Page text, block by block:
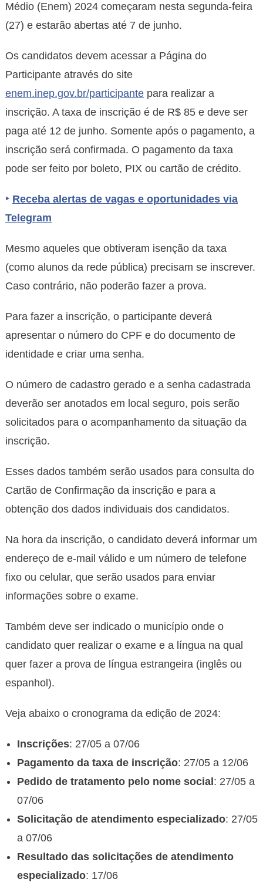
Médio (Enem) 2024 começaram nesta segunda-feira
(27) e estarão abertas até 7 de junho.
Os candidatos devem acessar a Página do
Participante através do site
enem.inep.gov.br/participantepara realizar a
inscrição. A taxa de inscrição é de R$ 85 e deve ser
paga até 12 de junho. Somente após o pagamento, a
inscrição será confirmada. O pagamento da taxa
pode ser feito por boleto, PIX ou cartão de crédito.
‣ Receba alertas de vagas e oportunidades via
Telegram
Mesmo aqueles que obtiveram isenção da taxa
(como alunos da rede pública) precisam se inscrever.
Caso contrário, não poderão fazer a prova.
Para fazer a inscrição, o participante deverá
apresentar o número do CPF e do documento de
identidade e criar uma senha.
O número de cadastro gerado e a senha cadastrada
deverão ser anotados em local seguro, pois serão
solicitados para o acompanhamento da situação da
inscrição.
Esses dados também serão usados para consulta do
Cartão de Confirmação da inscrição e para a
obtenção dos dados individuais dos candidatos.
Na hora da inscrição, o candidato deverá informar um
endereço de e-mail válido e um número de telefone
fixo ou celular, que serão usados para enviar
informações sobre o exame.
Também deve ser indicado o município onde o
candidato quer realizar o exame e a língua na qual
quer fazer a prova de língua estrangeira (inglês ou
espanhol).
Veja abaixo o cronograma da edição de 2024:
Inscrições: 27/05 a 07/06
Pagamento da taxa de inscrição: 27/05 a 12/06
Pedido de tratamento pelo nome social : 27/05 a
07/06
Solicitação de atendimento especializado: 27/05
a 07/06
Resultado das solicitações de atendimento
especializado: 17/06